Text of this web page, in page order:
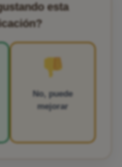
esta
No, puede
mejorar